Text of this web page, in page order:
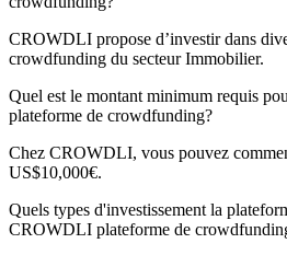
CROWDLI propose d’investir dans
crowdfunding du secteurImmobilier.
Quel est le montant minimum requis
plateforme de crowdfunding?
Chez CROWDLI, vous pouvez
US$10,000€.
Quels types d'investissement la
CROWDLI plateforme de